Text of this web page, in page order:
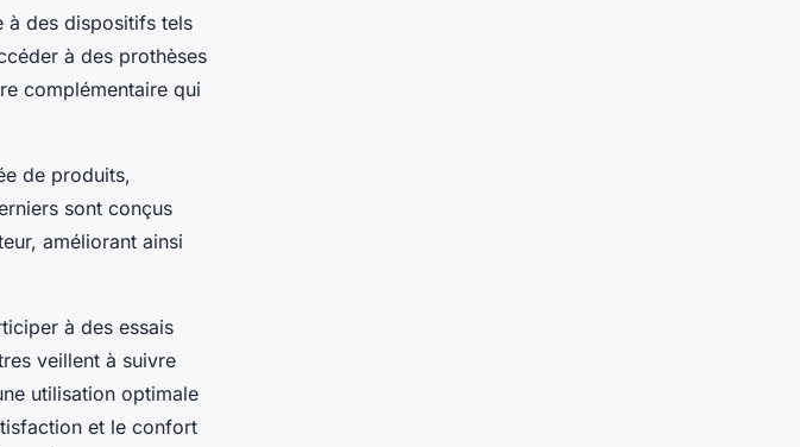
à des dispositifs tels
à des prothèses
complémentaire qui
de produits,
sont conçus
améliorant ainsi
à des essais
veillent à suivre
utilisation optimale
et le confort